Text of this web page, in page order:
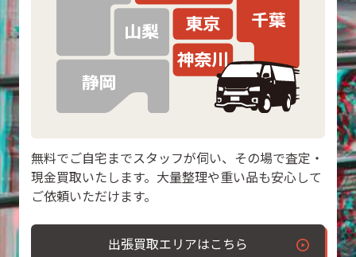
無料でご自宅までスタッフが伺い、その場で査定・
現金買取いたします。大量整理や重い品も安心して
ご依頼いただけます。
出張買取エリアはこちら